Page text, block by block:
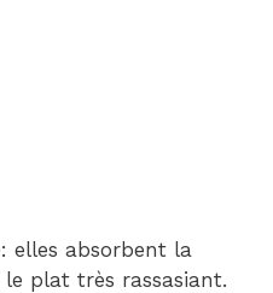
elles absorbent la
plat très rassasiant.